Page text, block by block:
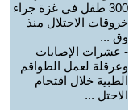
300 طفل في غزة جراء
خروقات الاحتلال منذ
وق ...
- عشرات الإصابات
وعرقلة لعمل الطواقم
الطبية خلال اقتحام
الاحتل ...